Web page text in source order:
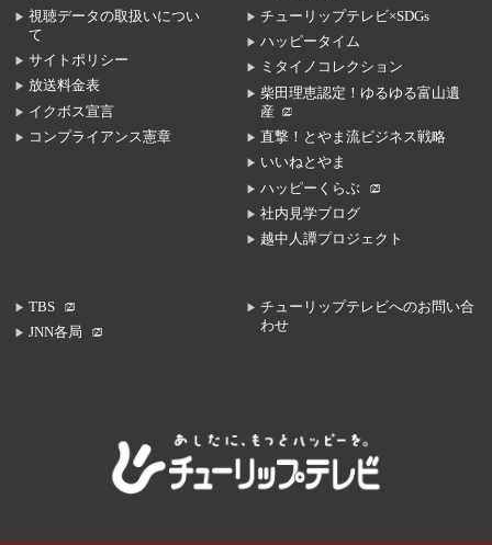
視聴データの取扱いについ
て
サイトポリシー
放送料金表
イクボス宣言
コンプライアンス憲章
チューリップテレビ×SDGs
ハッピータイム
ミタイノコレクション
柴田理恵認定！ゆるゆる富山遺
産
直撃！とやま流ビジネス戦略
いいねとやま
ハッピーくらぶ
社内見学ブログ
越中人譚プロジェクト
TBS
JNN各局
チューリップテレビへのお問い合
わせ